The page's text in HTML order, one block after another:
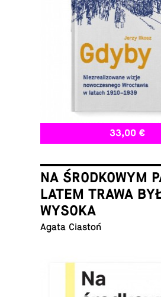
33,00 €
NA ŚRODKOWYM
LATEM TRAWA
WYSOKA
Agata Ciastoń